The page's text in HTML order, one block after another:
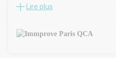
Dans la prestigieuse rue
privatif d'environ 115 m²
agréables. Equipés, 2h
Lire plus